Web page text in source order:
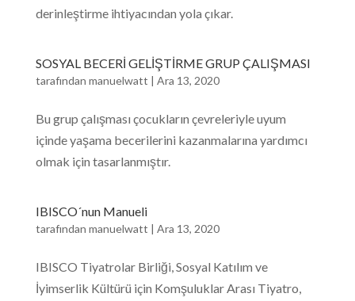
derinleştirme ihtiyacından yola çıkar.
SOSYAL BECERİ GELİŞTİRME GRUP ÇALIŞMASI
tarafından manuelwatt | Ara 13, 2020
Bu grup çalışması çocukların çevreleriyle uyum
içinde yaşama becerilerini kazanmalarına yardımcı
olmak için tasarlanmıştır.
IBISCO´nun Manueli
tarafından manuelwatt | Ara 13, 2020
IBISCO Tiyatrolar Birliği, Sosyal Katılım ve
İyimserlik Kültürü için Komşuluklar Arası Tiyatro,